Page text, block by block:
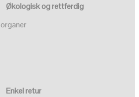
Økologisk og rettferdig
Enkel retur